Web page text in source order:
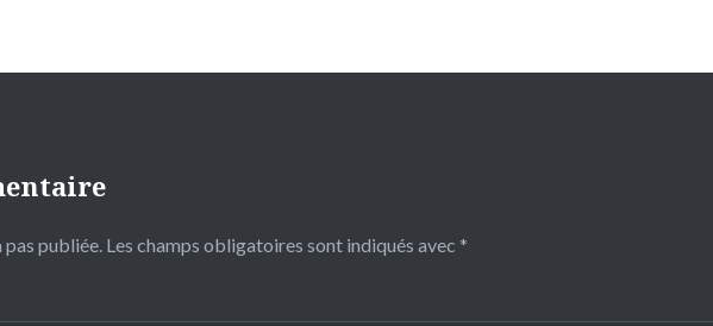
pas publiée. Les champs obligatoires sont indiqués avec *